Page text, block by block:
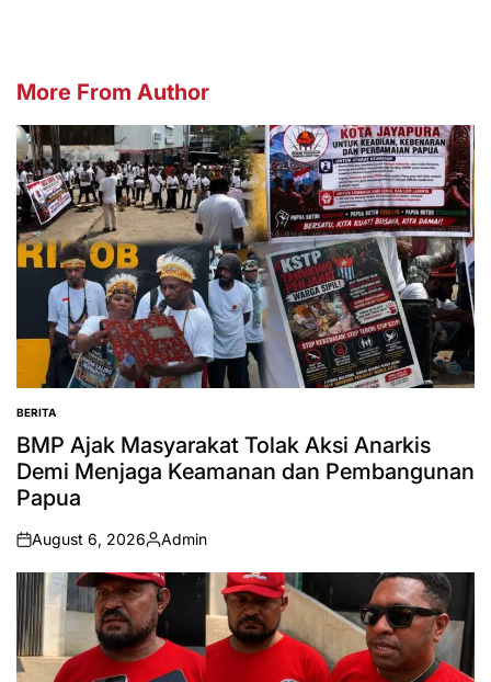
More From Author
POSTED
IN
BERITA
BMP Ajak Masyarakat Tolak Aksi Anarkis
Demi Menjaga Keamanan dan Pembangunan
Papua
on
August 6, 2026
Posted
by
Admin